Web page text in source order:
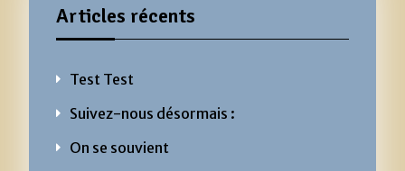
Articles récents
Test Test
Suivez-nous désormais :
On se souvient